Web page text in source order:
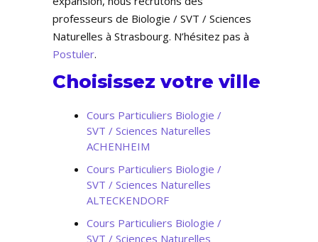
professeurs de Biologie / SVT / Sciences
Naturelles à Strasbourg. N’hésitez pas à
Postuler.
Choisissez votre ville
Cours Particuliers Biologie /
SVT / Sciences Naturelles
ACHENHEIM
Cours Particuliers Biologie /
SVT / Sciences Naturelles
ALTECKENDORF
Cours Particuliers Biologie /
SVT / Sciences Naturelles